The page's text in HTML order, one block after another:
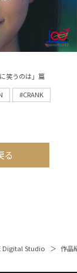
笑うのは」篇
#CRANK
る
Digital Studio 作品